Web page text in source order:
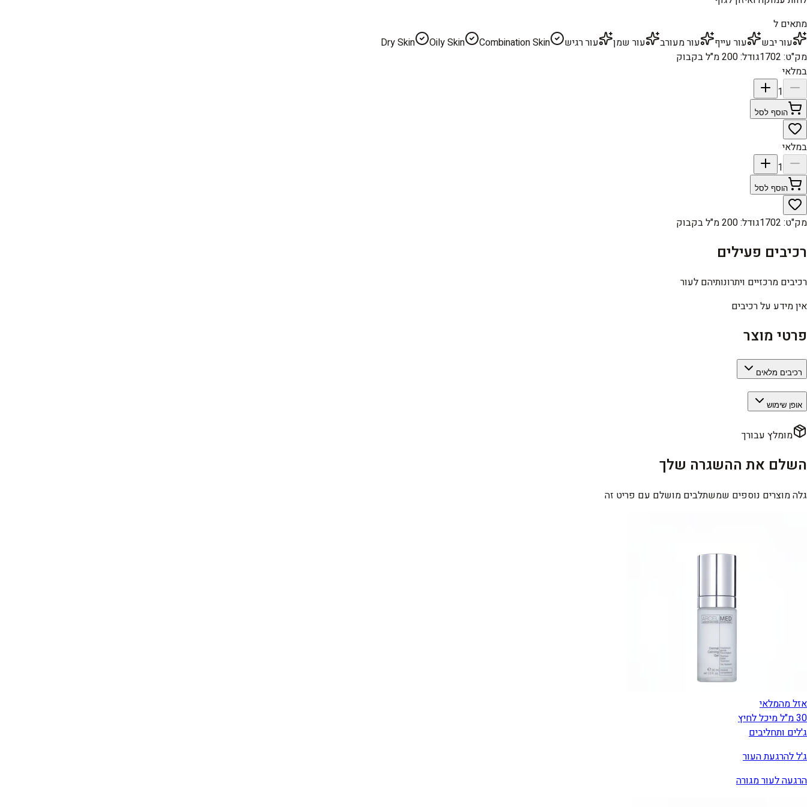
מתאים ל
עור יבש
עור עייף עור מעורב עור שמן עור רגיש Dry Skin Oily Skin
Combination Skin
מק"ט:
1702גודל:200 מ"ל בקבוק
במלאי
1
הוסף לסל
במלאי
1
הוסף לסל
מק"ט:
1702גודל:200 מ"ל בקבוק
רכיבים פעילים
רכיבים מרכזיים ויתרונותיהם לעור
אין מידע על רכיבים
פרטי מוצר
רכיבים מלאים
אופן שימוש
מומלץ עבורך
השלם את ההשגרה שלך
גלה מוצרים נוספים שמשתלבים מושלם עם פריט זה
אזל מהמלאי
30 מ"ל מיכל לחיץ
ג'לים ותחליבים
ג'ל להרגעת העור
הרגעה לעור מגורה